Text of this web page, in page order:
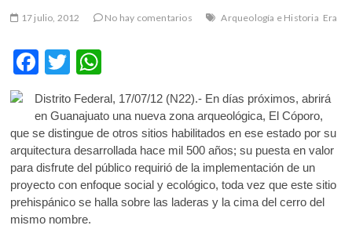
17 julio, 2012 No hay comentarios Arqueología e Historia Era
F
ac
e
b
o
o
k
T
w
itt
er
h
at
s
A
p
p
Distrito Federal, 17/07/12 (N22).- En días próximos, abrirá
en Guanajuato una nueva zona arqueológica, El Cóporo,
que se distingue de otros sitios habilitados en ese estado por su
arquitectura desarrollada hace mil 500 años; su puesta en valor
para disfrute del público requirió de la implementación de un
proyecto con enfoque social y ecológico, toda vez que este sitio
prehispánico se halla sobre las laderas y la cima del cerro del
mismo nombre.